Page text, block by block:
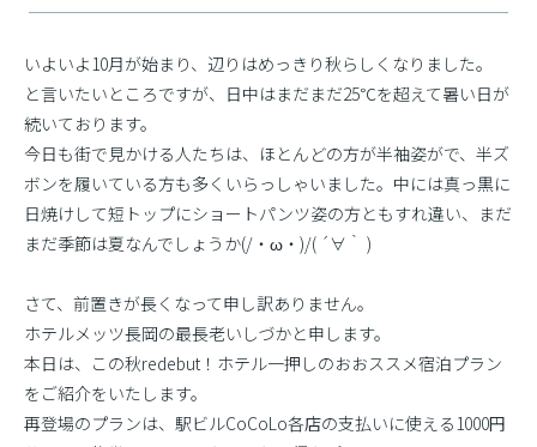
いよいよ10月が始まり、辺りはめっきり秋らしくなりました。
と言いたいところですが、日中はまだまだ25℃を超えて暑い日が
続いております。
今日も街で見かける人たちは、ほとんどの方が半袖姿がで、半ズ
ボンを履いている方も多くいらっしゃいました。中には真っ黒に
日焼けして短トップにショートパンツ姿の方ともすれ違い、まだ
まだ季節は夏なんでしょうか(/・ω・)/( ´∀｀ )
さて、前置きが長くなって申し訳ありません。
ホテルメッツ長岡の最長老いしづかと申します。
本日は、この秋redebut！ホテル一押しのおおススメ宿泊プラン
をご紹介をいたします。
再登場のプランは、駅ビルCoCoLo各店の支払いに使える1000円